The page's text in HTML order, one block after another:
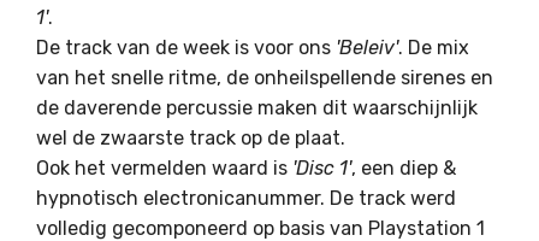
1'.
De track van de week is voor ons 'Beleiv'. De mix
van het snelle ritme, de onheilspellende sirenes en
de daverende percussie maken dit waarschijnlijk
wel de zwaarste track op de plaat.
Ook het vermelden waard is 'Disc 1', een diep &
hypnotisch electronicanummer. De track werd
volledig gecomponeerd op basis van Playstation 1